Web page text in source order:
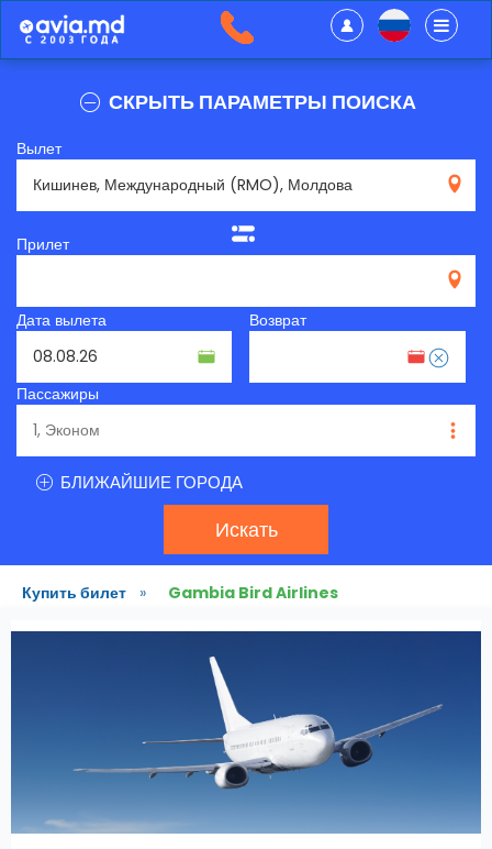
СКРЫТЬ ПАРАМЕТРЫ ПОИСКА
Вылет
Прилет
Дата вылета Возврат
Пассажиры
БЛИЖАЙШИЕ ГОРОДА
Искать
Купить билет » Gambia Bird Airlines